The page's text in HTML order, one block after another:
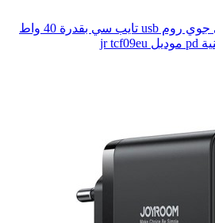
شاحن موبايل منزلى جوي روم usb تايب سي بقدرة 40 واط